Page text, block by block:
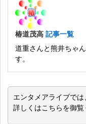
椿道茂高 記事一覧
道重さんと熊井ちゃ
す。
エンタメアライブでは
詳しくはこちらを御覧